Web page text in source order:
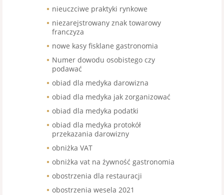
nieuczciwe praktyki rynkowe
niezarejstrowany znak towarowy
franczyza
nowe kasy fisklane gastronomia
Numer dowodu osobistego czy
podawać
obiad dla medyka darowizna
obiad dla medyka jak zorganizować
obiad dla medyka podatki
obiad dla medyka protokół
przekazania darowizny
obniżka VAT
obniżka vat na żywność gastronomia
obostrzenia dla restauracji
obostrzenia wesela 2021